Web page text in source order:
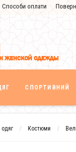
Способи оплати
СПОРТИВНИЙ
Костюми